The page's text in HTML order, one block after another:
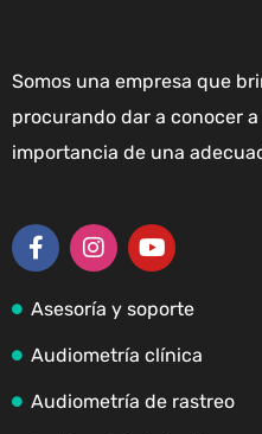
Somos una empresa que
procurando dar a conocer
importancia de una
Asesoría y soporte
Audiometría clínica
Audiometría de rastreo